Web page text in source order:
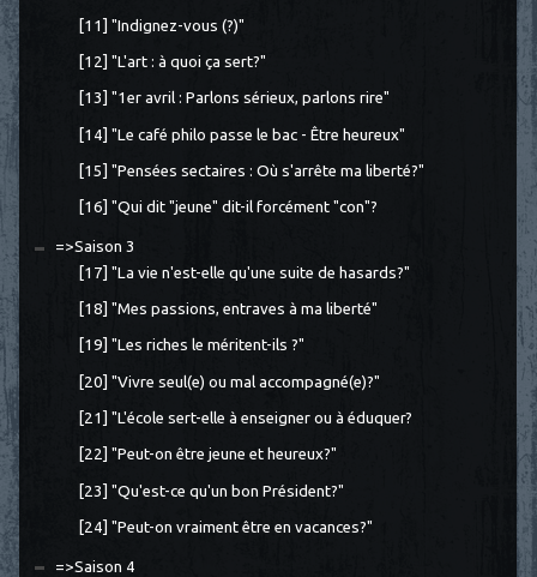
[11] "Indignez-vous (?)"
[12] "L'art : à quoi ça sert?"
[13] "1er avril : Parlons sérieux, parlons rire"
[14] "Le café philo passe le bac - Être heureux"
[15] "Pensées sectaires : Où s'arrête ma liberté?"
[16] "Qui dit "jeune" dit-il forcément "con"?
=>Saison 3
[17] "La vie n'est-elle qu'une suite de hasards?"
[18] "Mes passions, entraves à ma liberté"
[19] "Les riches le méritent-ils ?"
[20] "Vivre seul(e) ou mal accompagné(e)?"
[21] "L'école sert-elle à enseigner ou à éduquer?
[22] "Peut-on être jeune et heureux?"
[23] "Qu'est-ce qu'un bon Président?"
[24] "Peut-on vraiment être en vacances?"
=>Saison 4